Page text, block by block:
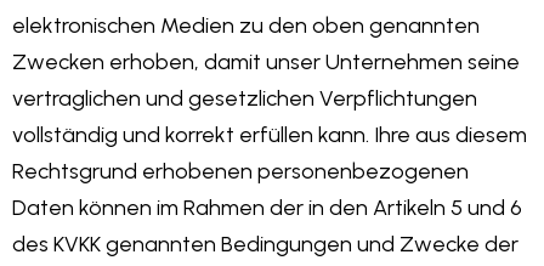
elektronischen Medien zu den oben genannten
Zwecken erhoben, damit unser Unternehmen seine
vertraglichen und gesetzlichen Verpflichtungen
vollständig und korrekt erfüllen kann. Ihre aus diesem
Rechtsgrund erhobenen personenbezogenen
Daten können im Rahmen der in den Artikeln 5 und 6
des KVKK genannten Bedingungen und Zwecke der